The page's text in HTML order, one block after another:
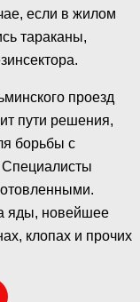
если в жилом
тараканы,
проезд
пути решения,
борьбы с
Специалисты
яды, новейшее
клопах и прочих